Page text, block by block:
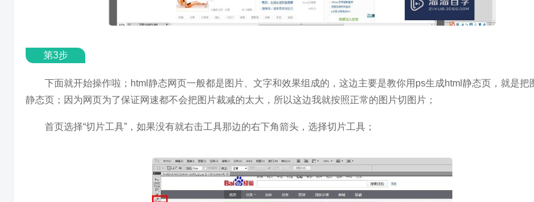
第3步
下面就开始操作啦；html静态网页一般都是图片、文字和效果组成的，这边主要是教你用ps生成html静态页，就是把
静态页；因为网页为了保证网速都不会把图片裁减的太大，所以这边我就按照正常的图片切图片；
首页选择“切片工具”，如果没有就右击工具那边的右下角箭头，选择切片工具；